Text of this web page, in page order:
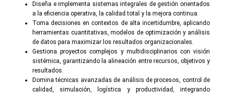
Diseña e implementa sistemas integrales de gestión orientados
a la eficiencia operativa, la calidad total y la mejora continua.
Toma decisiones en contextos de alta incertidumbre, aplicando
herramientas cuantitativas, modelos de optimización y análisis
de datos para maximizar los resultados organizacionales.
Gestiona proyectos complejos y multidisciplinarios con visión
sistémica, garantizando la alineación entre recursos, objetivos y
resultados.
Domina técnicas avanzadas de análisis de procesos, control de
calidad, simulación, logística y productividad, integrando